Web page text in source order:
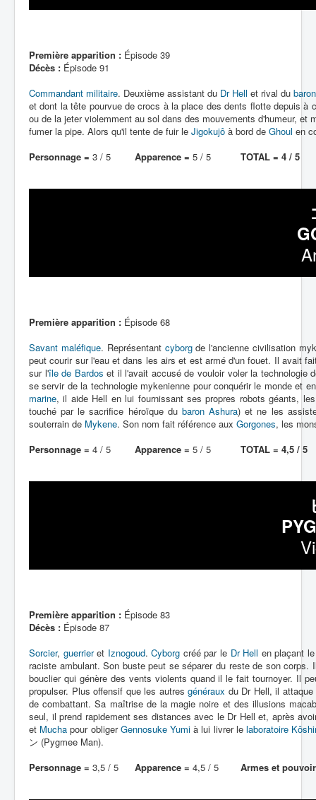
Première apparition : Épisode 39
Décès : Épisode 91
Commandant militaire. Deuxième assistant du Dr Hell et rival du
et dont la tête pourvue de crocs à la place des dents flotte depuis à
ou de la jeter violemment au sol dans des mouvements d'humeur,
fumer la pipe. Alors qu'il tente de fuir le Jigokujô à bord de Ghoul en
Personnage = 3 / 5 Apparence = 5 / 5 TOTAL = 4 / 5
Première apparition : Épisode 68
Savant maléfique. Représentant cyborgde l'ancienne civilisation
peut courir sur l'eau et dans les airs et est armé d'un fouet. Il avait
sur l'île de Bardos et il l'avait accusé de vouloir voler la technologie
se servir de la technologie mykenienne pour conquérir le monde et
marine, il aide Hell en lui fournissant ses propres robots géants,
touché par le sacrifice héroïque du baron Ashura) et ne les
souterrain de Mykene. Son nom fait référence aux Gorgones, les
Personnage = 4 / 5 Apparence = 5 / 5 TOTAL = 4,5 / 5
Première apparition : Épisode 83
Décès : Épisode 87
Sorcier, guerrieret Iznogoud.Cyborg créé par le Dr Hell en plaçant
raciste ambulant. Son buste peut se séparer du reste de son
bouclier qui génère des vents violents quand il le fait tournoyer. Il
propulser. Plus offensif que les autresgénéraux du Dr Hell, il
de combattant. Sa maîtrise de la magie noire et des illusions
seul, il prend rapidement ses distances avec le Dr Hell et, après
et Mucha pour obligerGennosuke Yumi à lui livrer lelaboratoire
ン (Pygmee Man).
Personnage = 3,5 / 5 Apparence = 4,5 / 5 Armes et